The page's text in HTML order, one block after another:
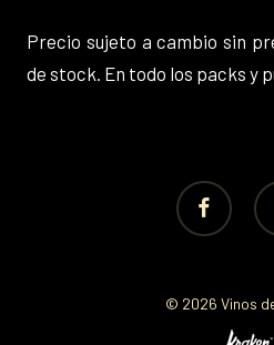
Precio sujeto a cambio sin
de stock. En todo los packs y
facebook
© 2026 Vinos